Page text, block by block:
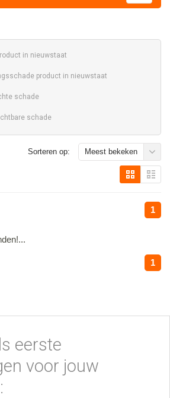
in nieuwstaat
product in nieuwstaat
schade
schade
Sorteren op: Meest bekeken
1
1
eerste
voor jouw